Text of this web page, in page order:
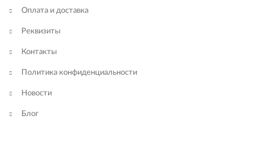
Оплата и доставка
Реквизиты
Контакты
Политика конфиденциальности
Новости
Блог